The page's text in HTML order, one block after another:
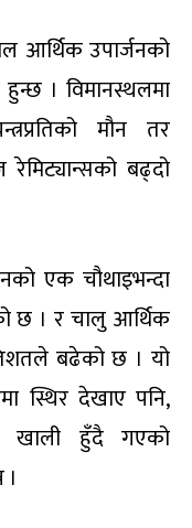
आर्थिक उपार्जनको
। विमानस्थलमा
मौन तर
बढ्दो
एक चौथाइभन्दा
छ । र चालु आर्थिक
बढेको छ । यो
स्थिर देखाए पनि,
खाली हुँदै गएको